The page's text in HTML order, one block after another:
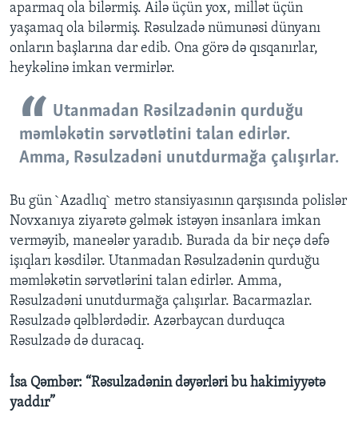
aparmaq ola bilərmiş. Ailə üçün yox, millət üçün
yaşamaq ola bilərmiş. Rəsulzadə nümunəsi dünyanı
onların başlarına dar edib. Ona görə də qısqanırlar,
heykəlinə imkan vermirlər.
Utanmadan Rəsilzadənin qurduğu
məmləkətin sərvətlətini talan edirlər.
Amma, Rəsulzadəni unutdurmağa çalışırlar.
Bu gün `Azadlıq` metro stansiyasının qarşısında polislər
Novxanıya ziyarətə gəlmək istəyən insanlara imkan
verməyib, maneələr yaradıb. Burada da bir neçə dəfə
işıqları kəsdilər. Utanmadan Rəsulzadənin qurduğu
məmləkətin sərvətlərini talan edirlər. Amma,
Rəsulzadəni unutdurmağa çalışırlar. Bacarmazlar.
Rəsulzadə qəlblərdədir. Azərbaycan durduqca
Rəsulzadə də duracaq.
İsa Qəmbər: “Rəsulzadənin dəyərləri bu hakimiyyətə
yaddır”